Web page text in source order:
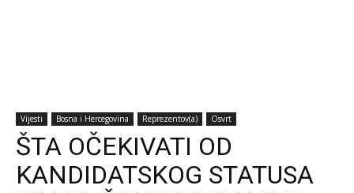
Vijesti Bosna i Hercegovina Reprezentov(a) Osvrt
ŠTA OČEKIVATI OD
KANDIDATSKOG STATUSA